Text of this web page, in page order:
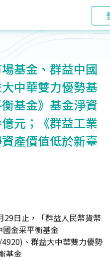
基金、群益中國
中華雙力優勢基
基金》基金淨資
元；《群益工業
產價值低於新臺
日止，「群益人民幣貨幣
金采平衡基金
、群益大中華雙力優勢
基金